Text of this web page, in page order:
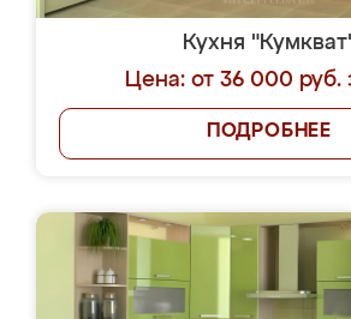
Кухня
Цена: от 36 000 руб.
ПОДРОБНЕЕ